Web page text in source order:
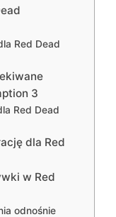
Red Dead
3
Red Dead
dla Red
w Red
odnośnie